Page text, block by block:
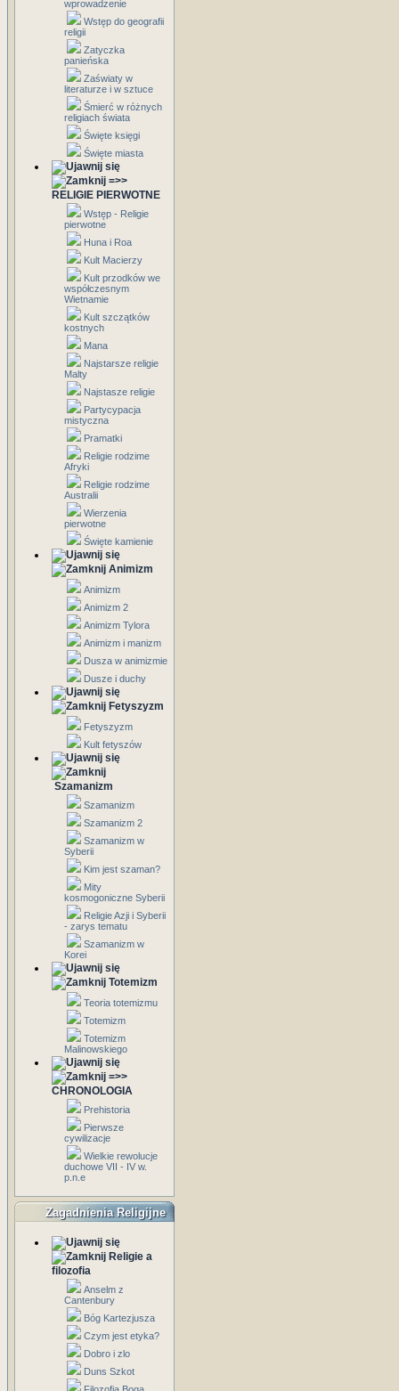
wprowadzenie
Wstęp do geografii
religii
Zatyczka
panieńska
Zaświaty w
literaturze i w sztuce
Śmierć w różnych
religiach świata
Święte księgi
Święte miasta
=>>
RELIGIE PIERWOTNE
Wstęp - Religie
pierwotne
Huna i Roa
Kult Macierzy
Kult przodków we
współczesnym
Wietnamie
Kult szczątków
kostnych
Mana
Najstarsze religie
Malty
Najstasze religie
Partycypacja
mistyczna
Pramatki
Religie rodzime
Afryki
Religie rodzime
Australii
Wierzenia
pierwotne
Święte kamienie
Animizm
Animizm
Animizm 2
Animizm Tylora
Animizm i manizm
Dusza w animizmie
Dusze i duchy
Fetyszyzm
Fetyszyzm
Kult fetyszów
Szamanizm
Szamanizm
Szamanizm 2
Szamanizm w
Syberii
Kim jest szaman?
Mity
kosmogoniczne Syberii
Religie Azji i Syberii
- zarys tematu
Szamanizm w
Korei
Totemizm
Teoria totemizmu
Totemizm
Totemizm
Malinowskiego
=>>
CHRONOLOGIA
Prehistoria
Pierwsze
cywilizacje
Wielkie rewolucje
duchowe VII - IV w.
p.n.e
Zagadnienia Religijne
Religie a
filozofia
Anselm z
Cantenbury
Bóg Kartezjusza
Czym jest etyka?
Dobro i zlo
Duns Szkot